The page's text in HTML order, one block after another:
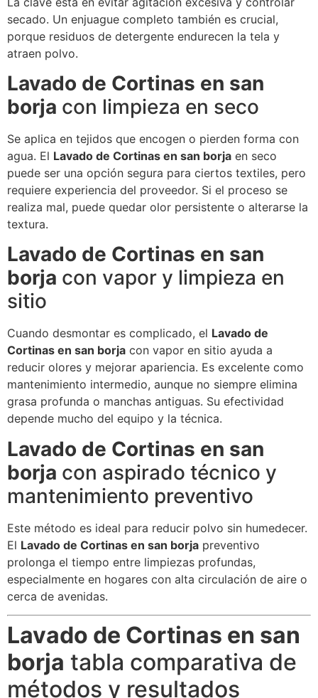
secado. Un enjuague completo también es crucial,
porque residuos de detergente endurecen la tela y
atraen polvo.
Lavado de Cortinas en san
borja con limpieza en seco
Se aplica en tejidos que encogen o pierden forma con
agua. El Lavado de Cortinas en san borja en seco
puede ser una opción segura para ciertos textiles, pero
requiere experiencia del proveedor. Si el proceso se
realiza mal, puede quedar olor persistente o alterarse la
textura.
Lavado de Cortinas en san
borja con vapor y limpieza en
sitio
Cuando desmontar es complicado, el Lavado de
Cortinas en san borja con vapor en sitio ayuda a
reducir olores y mejorar apariencia. Es excelente como
mantenimiento intermedio, aunque no siempre elimina
grasa profunda o manchas antiguas. Su efectividad
depende mucho del equipo y la técnica.
Lavado de Cortinas en san
borja con aspirado técnico y
mantenimiento preventivo
Este método es ideal para reducir polvo sin humedecer.
El Lavado de Cortinas en san borja preventivo
prolonga el tiempo entre limpiezas profundas,
especialmente en hogares con alta circulación de aire o
cerca de avenidas.
Lavado de Cortinas en san
borja tabla comparativa de
métodos y resultados